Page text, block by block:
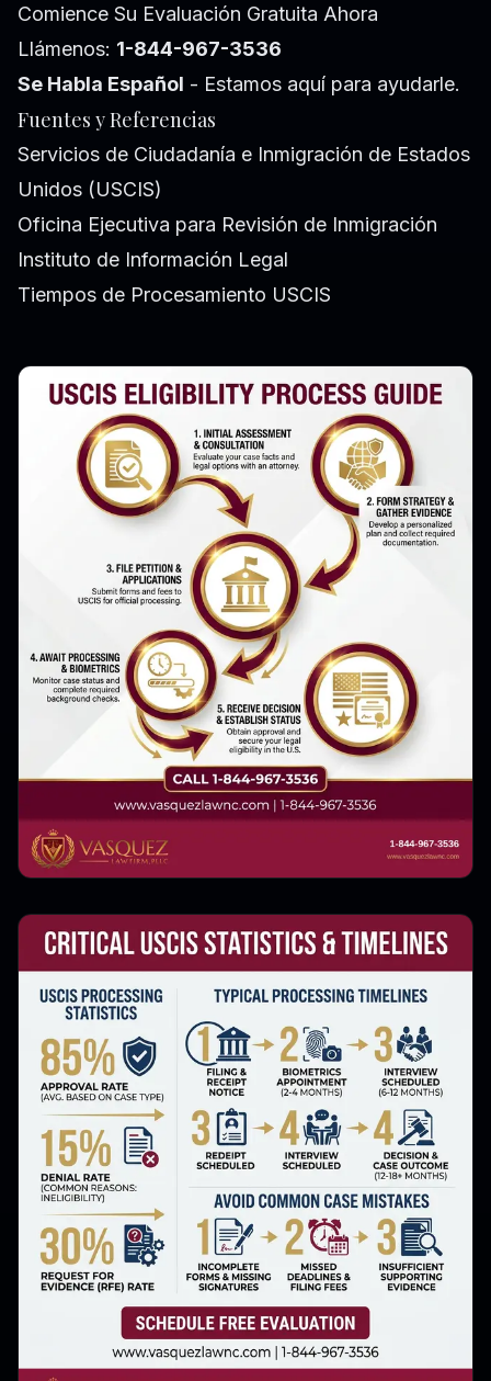
Comience Su Evaluación Gratuita Ahora
Llámenos: 1-844-967-3536
Se Habla Español - Estamos aquí para ayudarle.
Fuentes y Referencias
Servicios de Ciudadanía e Inmigración de Estados
Unidos (USCIS)
Oficina Ejecutiva para Revisión de Inmigración
Instituto de Información Legal
Tiempos de Procesamiento USCIS